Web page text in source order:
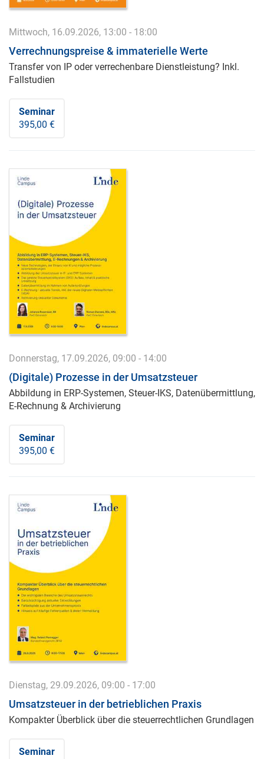
Mittwoch, 16.09.2026, 13:00 - 18:00
Verrechnungspreise & immaterielle Werte
Transfer von IP oder verrechenbare Dienstleistung? Inkl.
Fallstudien
Seminar
395,00 €
Donnerstag, 17.09.2026, 09:00 - 14:00
(Digitale) Prozesse in der Umsatzsteuer
Abbildung in ERP-Systemen, Steuer-IKS, Datenübermittlung,
E-Rechnung & Archivierung
Seminar
395,00 €
Dienstag, 29.09.2026, 09:00 - 17:00
Umsatzsteuer in der betrieblichen Praxis
Kompakter Überblick über die steuerrechtlichen Grundlagen
Seminar